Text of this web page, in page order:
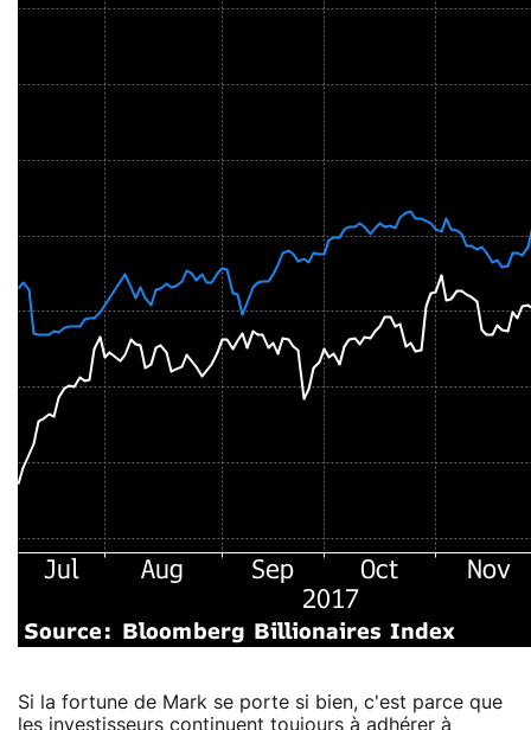
Si la fortune de Mark se porte si bien, c'est parce que
les investisseurs continuent toujours à adhérer à